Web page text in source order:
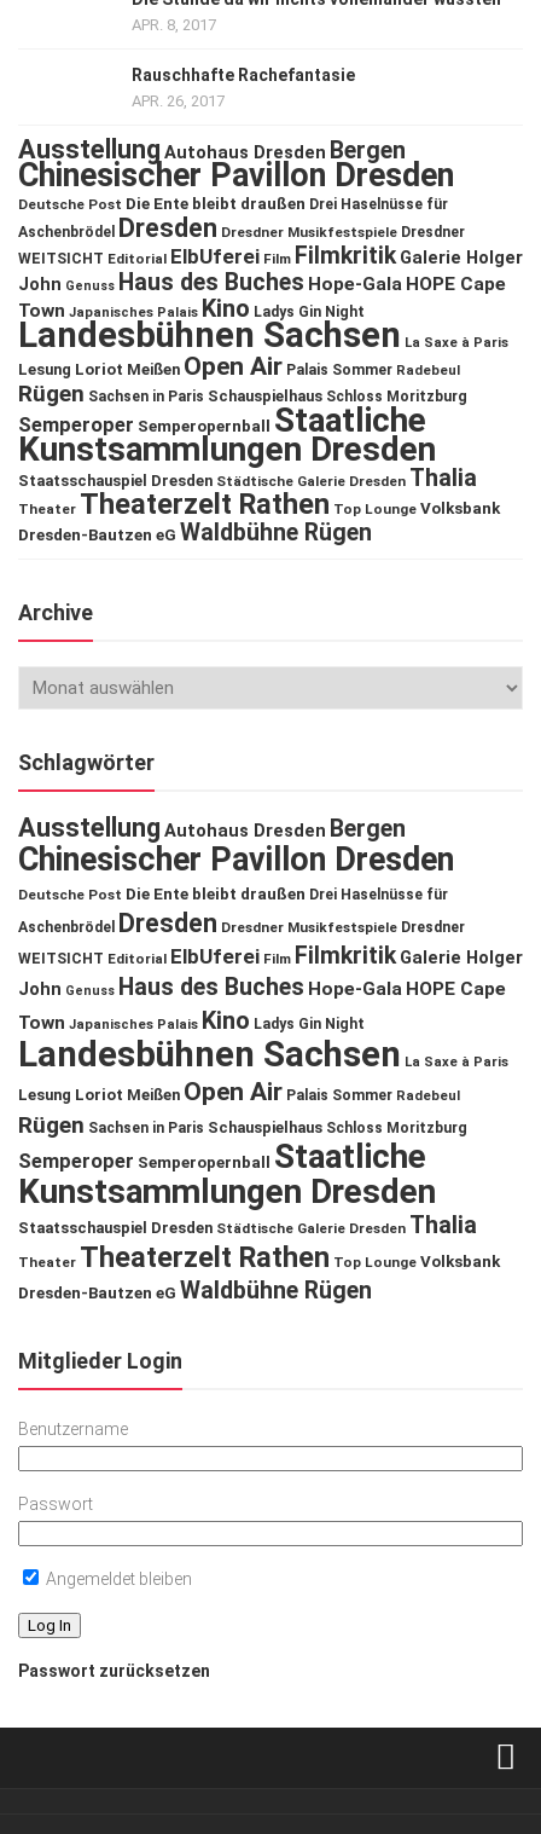
APR. 8, 2017
Rauschhafte Rachefantasie
APR. 26, 2017
Ausstellung Autohaus Dresden Bergen
Chinesischer Pavillon Dresden
Deutsche Post Die Ente bleibt draußen Drei Haselnüsse für
Aschenbrödel
Dresden Dresdner Musikfestspiele Dresdner
WEITSICHT Editorial ElbUferei Film Filmkritik Galerie Holger
John Genuss Haus des Buches Hope-Gala HOPE Cape
Town Japanisches Palais Kino Ladys Gin Night
Landesbühnen Sachsen La Saxe à Paris
Lesung Loriot Meißen Open Air Palais Sommer Radebeul
Rügen Sachsen in Paris Schauspielhaus Schloss Moritzburg
Semperoper Semperopernball Staatliche
Kunstsammlungen Dresden
Staatsschauspiel Dresden Städtische Galerie Dresden Thalia
Theater Theaterzelt Rathen Top Lounge Volksbank
Dresden-Bautzen eG Waldbühne Rügen
Archive
Schlagwörter
Ausstellung Autohaus Dresden Bergen
Chinesischer Pavillon Dresden
Deutsche Post Die Ente bleibt draußen Drei Haselnüsse für
Aschenbrödel
Dresden Dresdner Musikfestspiele Dresdner
WEITSICHT Editorial ElbUferei Film Filmkritik Galerie Holger
John Genuss Haus des Buches Hope-Gala HOPE Cape
Town Japanisches Palais Kino Ladys Gin Night
Landesbühnen Sachsen La Saxe à Paris
Lesung Loriot Meißen Open Air Palais Sommer Radebeul
Rügen Sachsen in Paris Schauspielhaus Schloss Moritzburg
Semperoper Semperopernball
Staatliche
Kunstsammlungen Dresden
Staatsschauspiel Dresden Städtische Galerie Dresden Thalia
Theater Theaterzelt Rathen Top Lounge Volksbank
Dresden-Bautzen eG Waldbühne Rügen
Mitglieder Login
Benutzername
Passwort
Angemeldet bleiben
Passwort zurücksetzen